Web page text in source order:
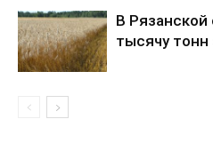
В Рязанской
тысячу тонн